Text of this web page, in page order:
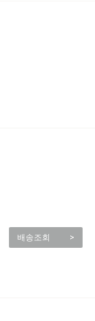
배송조회 >